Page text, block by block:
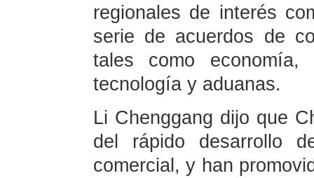
regionales de interés
serie de acuerdos de
tales como economía,
tecnología y aduanas.
Li Chenggang dijo que
del rápido desarrollo
comercial, y han